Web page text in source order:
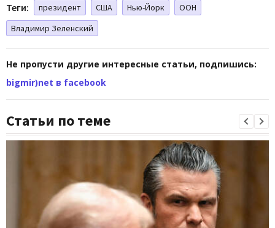
Теги: президент США Нью-Йорк
ООН
Владимир Зеленский
Не пропусти другие интересные статьи, подпишись:
bigmir)net в facebook
Статьи по теме